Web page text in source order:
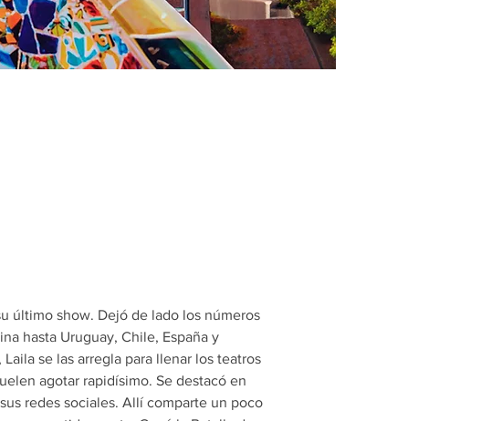
último show. Dejó de lado los números
hasta Uruguay, Chile, España y
se las arregla para llenar los teatros
agotar rapidísimo. Se destacó en
redes sociales. Allí comparte un poco